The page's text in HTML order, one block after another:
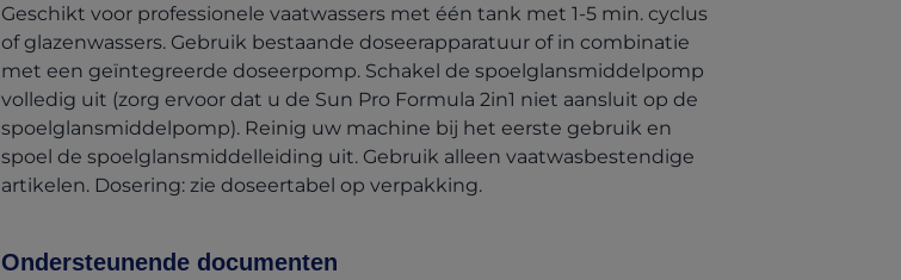
Geschikt voor professionele vaatwassers met één tank met 1-5 min. cyclus
of glazenwassers. Gebruik bestaande doseerapparatuur of in combinatie
met een geïntegreerde doseerpomp. Schakel de spoelglansmiddelpomp
volledig uit (zorg ervoor dat u de Sun Pro Formula 2in1 niet aansluit op de
spoelglansmiddelpomp). Reinig uw machine bij het eerste gebruik en
spoel de spoelglansmiddelleiding uit. Gebruik alleen vaatwasbestendige
artikelen. Dosering: zie doseertabel op verpakking.
Ondersteunende documenten